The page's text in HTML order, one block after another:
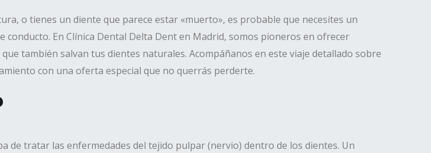
o tienes un diente que parece estar «muerto», es probable que necesites un
En Clínica Dental Delta Dent en Madrid, somos pioneros en ofrecer
también salvan tus dientes naturales. Acompáñanos en este viaje detallado sobre
con una oferta especial que no querrás perderte.
de tratar las enfermedades del tejido pulpar (nervio) dentro de los dientes. Un